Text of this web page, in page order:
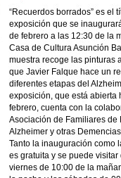
“Recuerdos borrados” es el
exposición que se
de febrero a las 12:30 de la
Casa de Cultura Asunción
muestra recoge las pinturas
que Javier Falque hace un
diferentes etapas del
exposición, que está abierta
febrero, cuenta con la
Asociación de Familiares de
Alzheimer y otras
Tanto la inauguración como
es gratuita y se puede visitar
viernes de 10:00 de la